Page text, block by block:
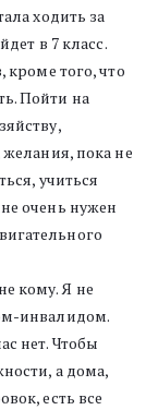
ходить за
в 7 класс.
кроме того, что
Пойти на
пока не
учиться
очень нужен
кому. Я не
инвалидом.
нет. Чтобы
а дома,
есть все